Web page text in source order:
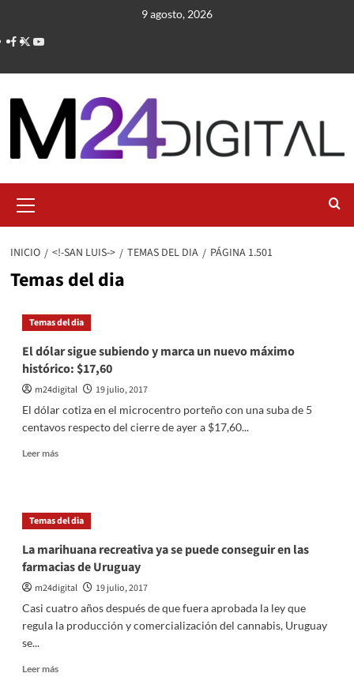
contenido
9 agosto, 2026
primario
INICIO <!-SAN LUIS-> TEMAS DEL DIA PÁGINA 1.501
Temas del dia
Temas del dia
El dólar sigue subiendo y marca un nuevo máximo
histórico: $17,60
m24digital
19 julio, 2017
El dólar cotiza en el microcentro porteño con una suba de 5
centavos respecto del cierre de ayer a $17,60...
Leer másLeer
dólar
sigue
y
marca
un
máximo
histórico:
Temas del dia
La marihuana recreativa ya se puede conseguir en las
farmacias de Uruguay
m24digital
19 julio, 2017
Casi cuatro años después de que fuera aprobada la ley que
regula la producción y comercialización del cannabis, Uruguay
se...
Leer másLeer